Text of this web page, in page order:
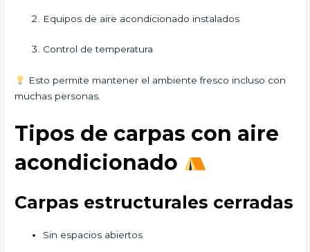
Equipos de aire acondicionado instalados
Control de temperatura
Esto permite mantener el ambiente fresco incluso con
muchas personas.
Tipos de carpas con aire
acondicionado
Carpas estructurales cerradas
Sin espacios abiertos